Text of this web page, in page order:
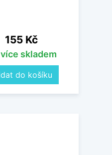
Cena
155 Kč
více skladem
do košíku